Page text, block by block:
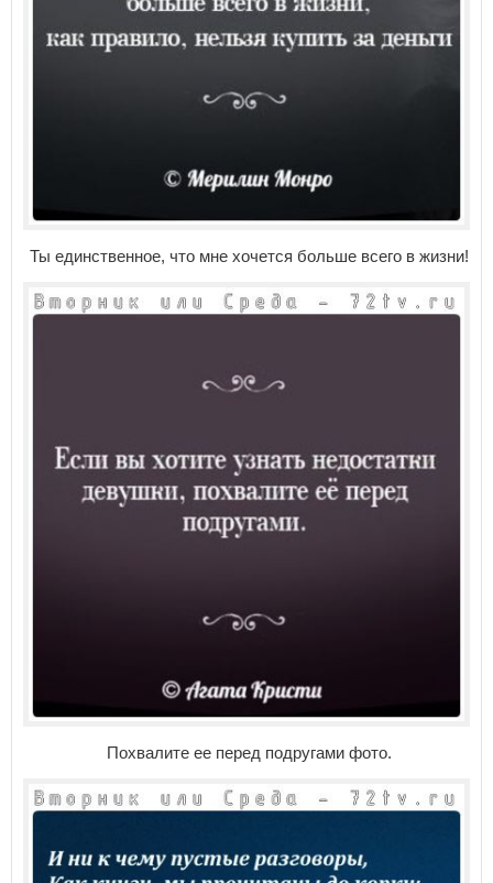
Ты единственное, что мне хочется больше всего в жизни!
Похвалите ее перед подругами фото.